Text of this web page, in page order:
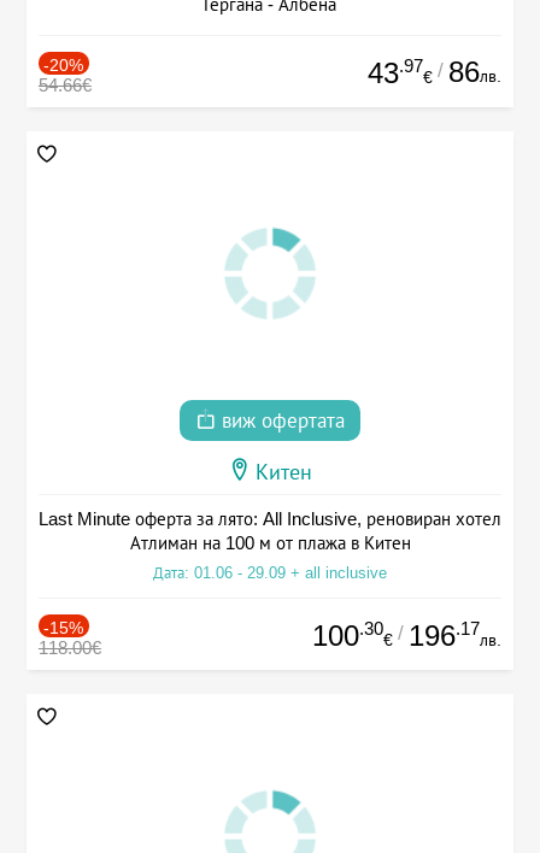
Гергана - Албена
-20%
54.66€ 43.97
€ / 86лв.
виж офертата
Китен
Last Minute оферта за лято: All Inclusive, реновиран хотел
Атлиман на 100 м от плажа в Китен
Дата: 01.06 - 29.09 + all inclusive
-15%
118.00€ 100.30
€ / 196.17
лв.